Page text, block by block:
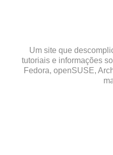
Um site que
tutoriais e informações
Fedora, openSUSE,